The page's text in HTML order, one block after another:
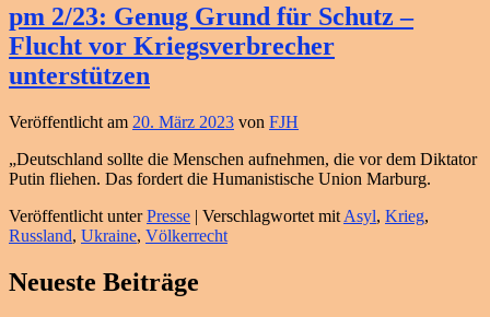
pm 2/23: Genug Grund für Schutz –
Flucht vor Kriegsverbrecher
unterstützen
Veröffentlicht am 20. März 2023 von FJH
„Deutschland sollte die Menschen aufnehmen, die vor dem Diktator
Putin fliehen. Das fordert die Humanistische Union Marburg.
Veröffentlicht unter Presse | Verschlagwortet mit Asyl, Krieg,
Russland, Ukraine, Völkerrecht
Primärer
Neueste Beiträge